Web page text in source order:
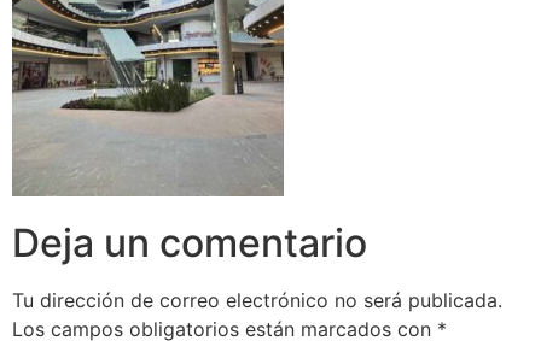
Deja un comentario
Tu dirección de correo electrónico no será publicada.
Los campos obligatorios están marcados con *